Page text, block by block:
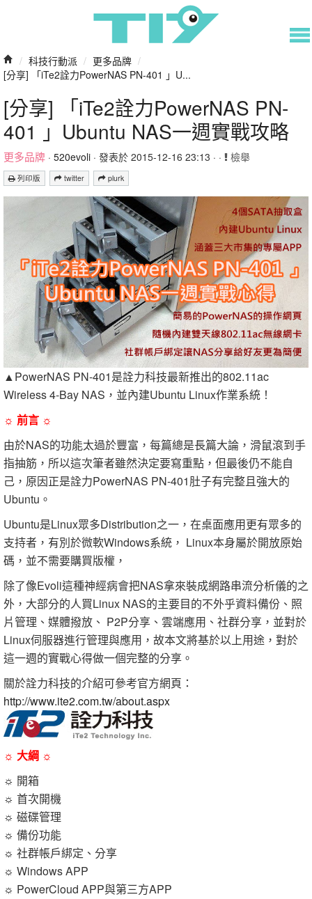
/ 科技行動派 / 更多品牌 /
[分享] 「iTe2詮力PowerNAS PN-401 」U...
[分享] 「iTe2詮力PowerNAS PN-
401 」Ubuntu NAS一週實戰攻略
更多品牌 · 520evoli · 發表於 2015-12-16 23:13 · · 檢舉
列印版 twitter plurk
▲PowerNAS PN-401是詮力科技最新推出的802.11ac
Wireless 4-Bay NAS，並內建Ubuntu Linux作業系統！
☼ 前言 ☼
由於NAS的功能太過於豐富，每篇總是長篇大論，滑鼠滾到手
指抽筋，所以這次筆者雖然決定要寫重點，但最後仍不能自
己，原因正是詮力PowerNAS PN-401肚子有完整且強大的
Ubuntu。
Ubuntu是Linux眾多Distribution之一，在桌面應用更有眾多的
支持者，有別於微軟Windows系統， Linux本身屬於開放原始
碼，並不需要購買版權，
除了像Evoli這種神經病會把NAS拿來裝成網路串流分析儀的之
外，大部分的人買Linux NAS的主要目的不外乎資料備份、照
片管理、媒體撥放、 P2P分享、雲端應用、社群分享，並對於
Linux伺服器進行管理與應用，故本文將基於以上用途，對於
這一週的實戰心得做一個完整的分享。
關於詮力科技的介紹可參考官方網頁：
http://www.ite2.com.tw/about.aspx
☼ 大綱 ☼
☼ 開箱
☼ 首次開機
☼ 磁碟管理
☼ 備份功能
☼ 社群帳戶綁定、分享
☼ Windows APP
☼ PowerCloud APP與第三方APP